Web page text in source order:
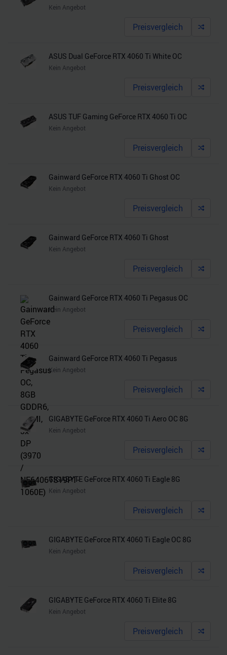
Kein Angebot
Preisvergleich
ASUS Dual GeForce RTX 4060 Ti White OC
Kein Angebot
Preisvergleich
ASUS TUF Gaming GeForce RTX 4060 Ti OC
Kein Angebot
Preisvergleich
Gainward GeForce RTX 4060 Ti Ghost OC
Kein Angebot
Preisvergleich
Gainward GeForce RTX 4060 Ti Ghost
Kein Angebot
Preisvergleich
Gainward GeForce RTX 4060 Ti Pegasus OC
Kein Angebot
Preisvergleich
Gainward GeForce RTX 4060 Ti Pegasus
Kein Angebot
Preisvergleich
GIGABYTE GeForce RTX 4060 Ti Aero OC 8G
Kein Angebot
Preisvergleich
GIGABYTE GeForce RTX 4060 Ti Eagle 8G
Kein Angebot
Preisvergleich
GIGABYTE GeForce RTX 4060 Ti Eagle OC 8G
Kein Angebot
Preisvergleich
GIGABYTE GeForce RTX 4060 Ti Elite 8G
Kein Angebot
Preisvergleich